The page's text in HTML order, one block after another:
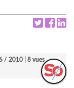
/ 2010 | 8 vues